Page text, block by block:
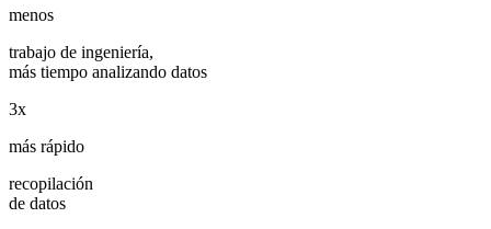
menos
trabajo de ingeniería,
más tiempo analizando datos
3x
más rápido
recopilación
de datos